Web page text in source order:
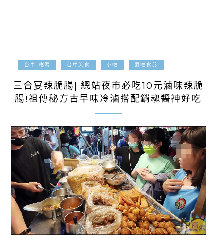
台中-吃喝 台中美食 小吃 愛吃食記
三合宴辣脆腸| 總站夜市必吃10元滷味辣脆
腸!祖傳秘方古早味冷滷搭配銷魂醬神好吃